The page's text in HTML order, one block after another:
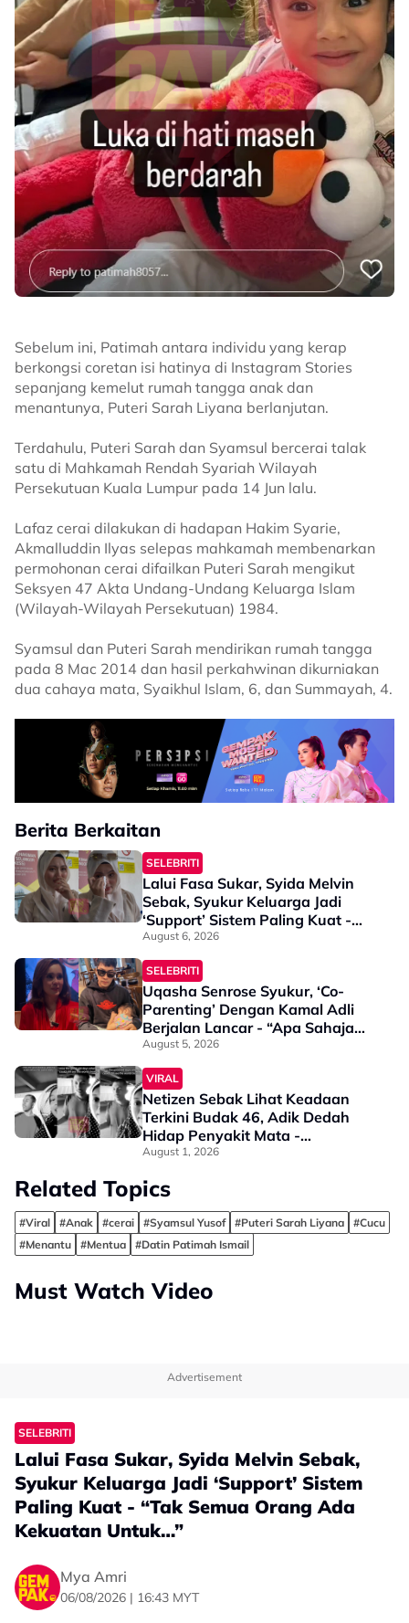
Sebelum ini, Patimah antara individu yang kerap
berkongsi coretan isi hatinya di Instagram Stories
sepanjang kemelut rumah tangga anak dan
menantunya, Puteri Sarah Liyana berlanjutan.
Terdahulu, Puteri Sarah dan Syamsul bercerai talak
satu di Mahkamah Rendah Syariah Wilayah
Persekutuan Kuala Lumpur pada 14 Jun lalu.
Lafaz cerai dilakukan di hadapan Hakim Syarie,
Akmalluddin Ilyas selepas mahkamah membenarkan
permohonan cerai difailkan Puteri Sarah mengikut
Seksyen 47 Akta Undang-Undang Keluarga Islam
(Wilayah-Wilayah Persekutuan) 1984.
Syamsul dan Puteri Sarah mendirikan rumah tangga
pada 8 Mac 2014 dan hasil perkahwinan dikurniakan
dua cahaya mata, Syaikhul Islam, 6, dan Summayah, 4.
Berita Berkaitan
SELEBRITI
Lalui Fasa Sukar, Syida Melvin
Sebak, Syukur Keluarga Jadi
‘Support’ Sistem Paling Kuat -
“Tak Semua Orang Ada Kekuatan
Untuk…”
August 6, 2026
SELEBRITI
Uqasha Senrose Syukur, ‘Co-
Parenting’ Dengan Kamal Adli
Berjalan Lancar - “Apa Sahaja
Untuk Uqaira, Kami Cuba Yang
Terbaik”
August 5, 2026
VIRAL
Netizen Sebak Lihat Keadaan
Terkini Budak 46, Adik Dedah
Hidap Penyakit Mata -
“Penglihatan Dia Memang Slowly
August 1, 2026
Related Topics
#Viral #Anak #cerai #Syamsul Yusof #Puteri Sarah Liyana
#Cucu
#Menantu
#Mentua #Datin Patimah Ismail
Must Watch Video
Advertisement
SELEBRITI
Lalui Fasa Sukar, Syida Melvin Sebak,
Syukur Keluarga Jadi ‘Support’ Sistem
Paling Kuat - “Tak Semua Orang Ada
Kekuatan Untuk…”
Mya Amri
06/08/2026 | 16:43 MYT